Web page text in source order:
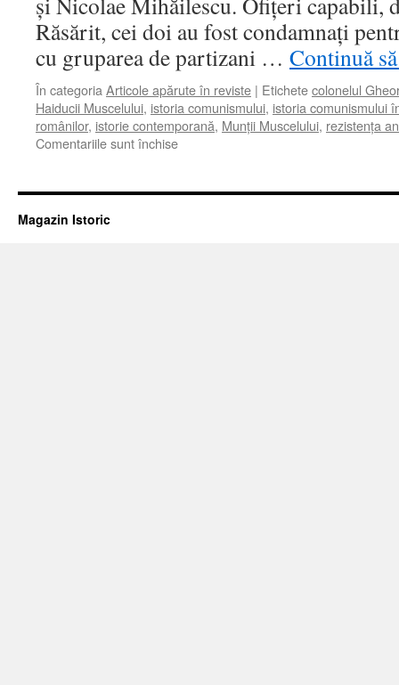
Răsărit, cei doi au fost condamnaţi
cu gruparea de partizani … Continuă
În categoria Articole apărute în reviste | Etichetecolonelul
Haiducii Muscelului, istoria comunismului, istoria comunismului
românilor, istorie contemporană, Munţii Muscelului, rezistenţa
Comentariile sunt închisepentru
DE
Magazin Istoric